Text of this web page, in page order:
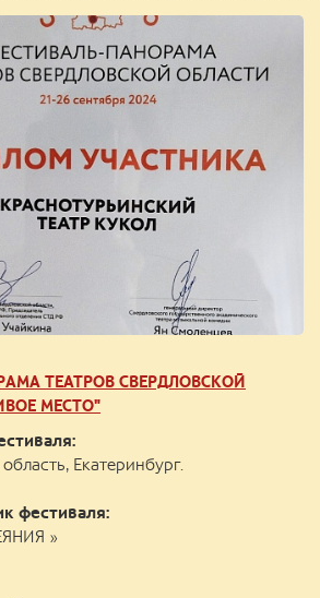
ТЕАТРОВ СВЕРДЛОВСКОЙ
МЕСТО"
Екатеринбург.
фестиваля:
»